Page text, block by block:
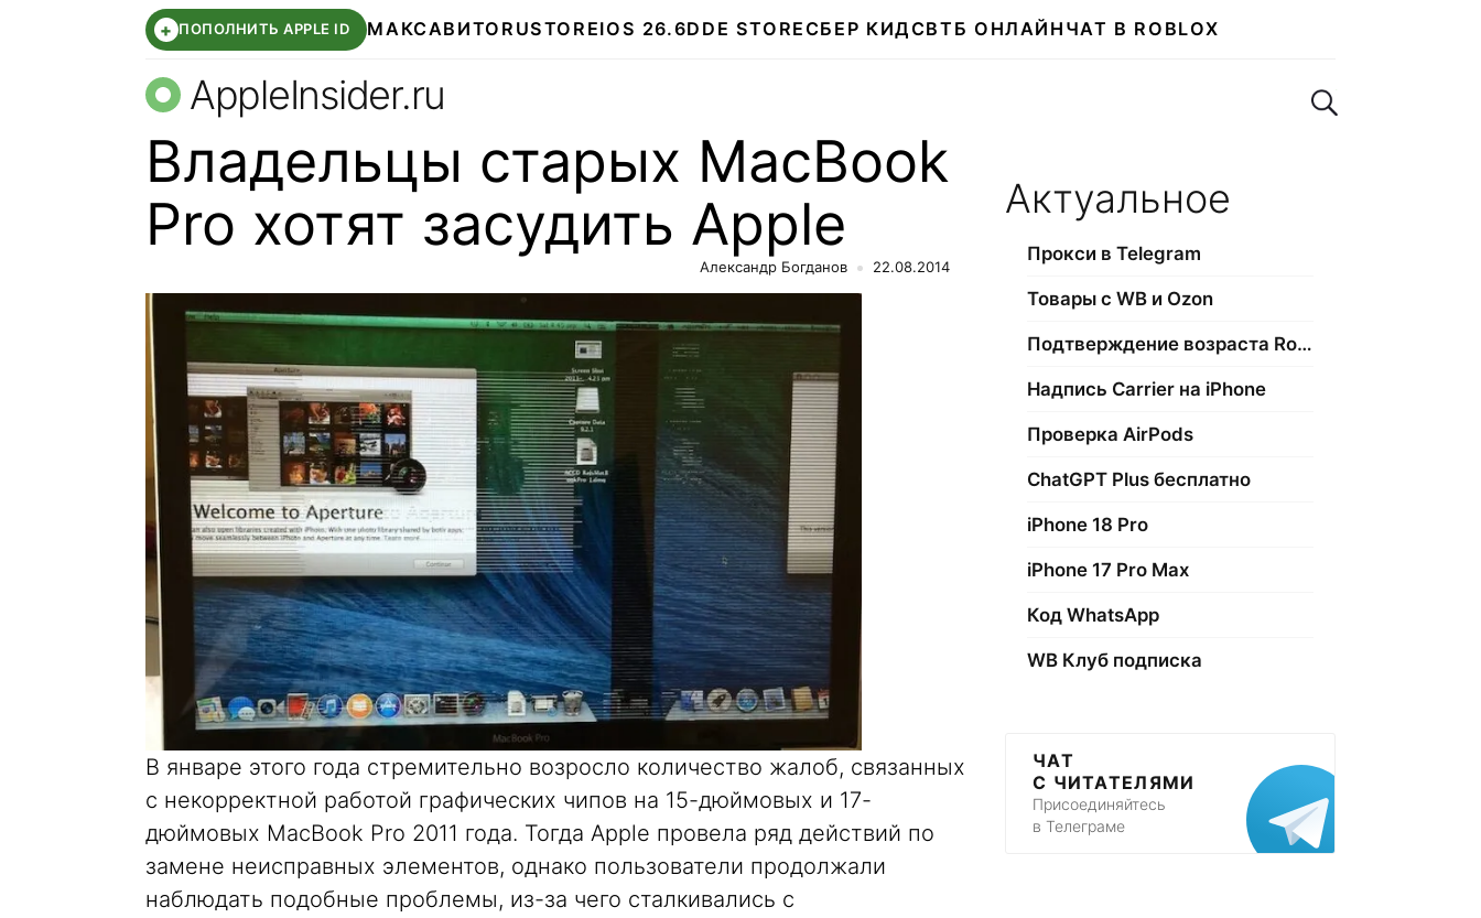
+ ПОПОЛНИТЬ APPLE ID МАКСАВИТО RUSTOREIOS 26.6DDE STORE СБЕР КИДСВТБ ОНЛАЙН ЧАТ В ROBLOX
AppleInsider.ru Поиск по сайту
Владельцы старых MacBook
Pro хотят засудить Apple
Александр Богданов 22.08.2014
В январе этого года стремительно возросло количество жалоб, связанных
с некорректной работой графических чипов на 15-дюймовых и 17-
дюймовых MacBook Pro 2011 года. Тогда Apple провела ряд действий по
замене неисправных элементов, однако пользователи продолжали
наблюдать подобные проблемы, из-за чего сталкивались с
Актуальное
Прокси в Telegram
Товары с WB и Ozon
Подтверждение возраста Roblox
Надпись Carrier на iPhone
Проверка AirPods
ChatGPT Plus бесплатно
iPhone 18 Pro
iPhone 17 Pro Max
Код WhatsApp
WB Клуб подписка
ЧАТ
С ЧИТАТЕЛЯМИ
Присоединяйтесь
в Телеграме